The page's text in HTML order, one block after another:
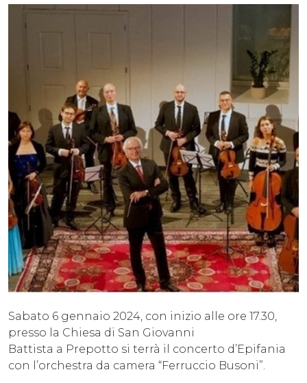
Sabato 6 gennaio 2024, con inizio alle ore 17.30,
presso la Chiesa di San Giovanni
Battista a Prepotto si terrà il concerto d’Epifania
con l’orchestra da camera “Ferruccio Busoni”.